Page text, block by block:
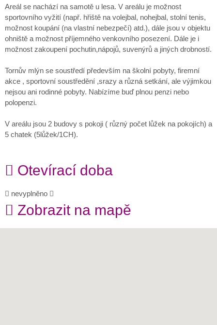
Areál se nachází na samotě u lesa. V areálu je možnost
sportovního vyžití (např. hřiště na volejbal, nohejbal, stolní tenis,
možnost koupání (na vlastní nebezpečí) atd.), dále jsou v objektu
ohniště a možnost příjemného venkovního posezení. Dále je i
možnost zakoupení pochutin,nápojů, suvenýrů a jiných drobností.
Tornův mlýn se soustředí především na školní pobyty, firemní
akce , sportovní soustředění ,srazy a různá setkání, ale výjimkou
nejsou ani rodinné pobyty. Nabízíme buď plnou penzi nebo
polopenzi.
V areálu jsou 2 budovy s pokoji ( různý počet lůžek na pokojích) a
5 chatek (5lůžek/1CH).
Otevírací doba
nevyplněno
Zobrazit na mapě